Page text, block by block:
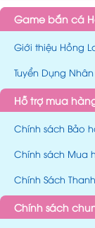
Game bắn cá
Giới thiệu Hồng
Tuyển Dụng
Hỗ trợ mua
Chính sách Bảo
Chính sách Mua
Chính Sách
Chính sách